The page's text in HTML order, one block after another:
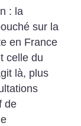
: la
sur la
en France
celle du
là, plus
de